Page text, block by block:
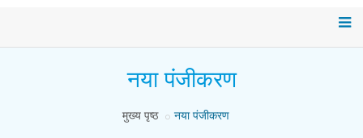
नया पंजीकरण
मुख्य पृष्ठ नया पंजीकरण